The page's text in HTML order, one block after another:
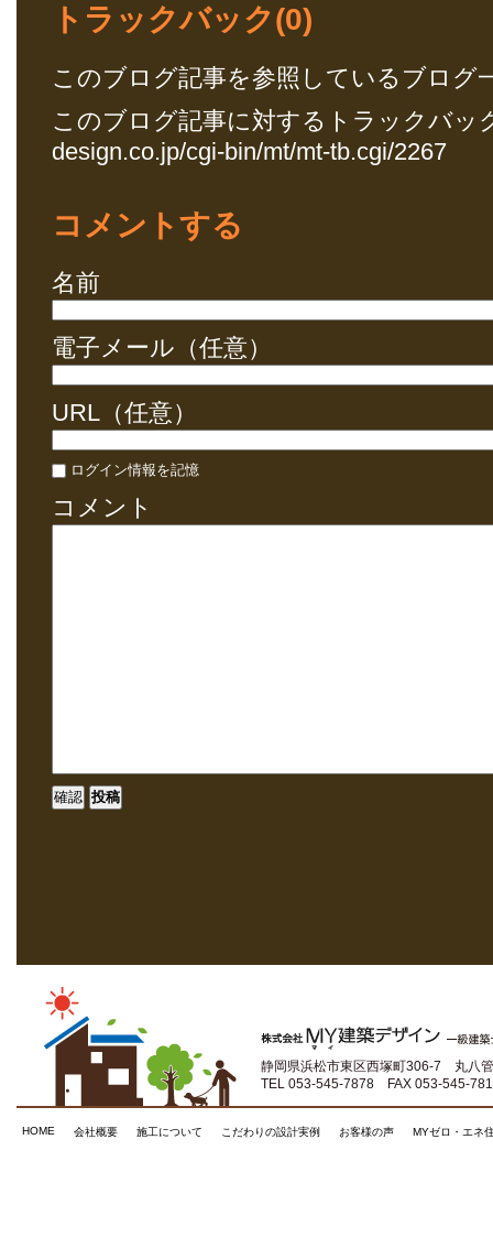
トラックバック(0)
このブログ記事を参照しているブログ
このブログ記事に対するトラックバッ
design.co.jp/cgi-bin/mt/mt-tb.cgi/2267
コメントする
名前
電子メール（任意）
URL（任意）
ログイン情報を記憶
コメント
静岡県浜松市東区西塚町306-7 丸八
TEL 053-545-7878 FAX 053-545-
HOME 会社概要 施工について こだわりの設計実例 お客様の声 MYゼロ・エネ